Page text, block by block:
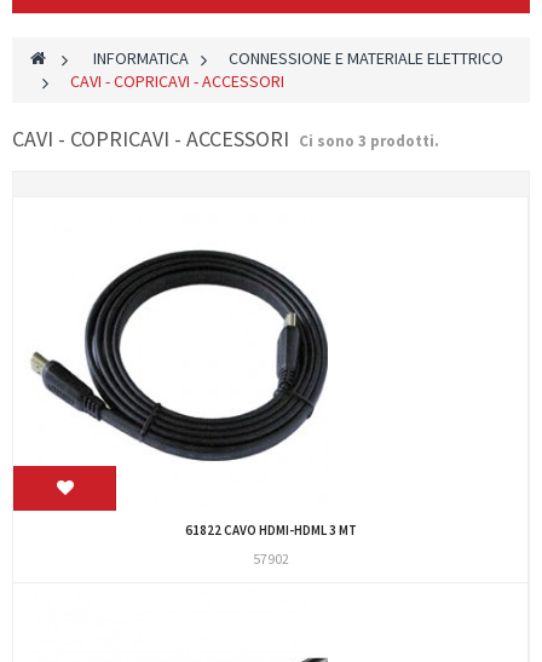
> INFORMATICA >
CONNESSIONE E MATERIALE ELETTRICO
>
CAVI - COPRICAVI - ACCESSORI
CAVI - COPRICAVI - ACCESSORI Ci sono 3 prodotti.
61822 CAVO HDMI-HDML 3 MT
57902